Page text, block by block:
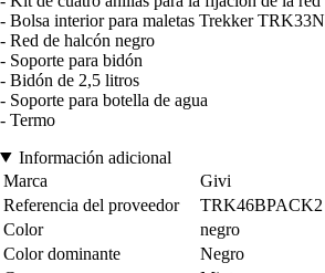
- Bolsa interior para maletas Trekker TRK33N
- Red de halcón negro
- Soporte para bidón
- Bidón de 2,5 litros
- Soporte para botella de agua
- Termo
Información adicional
Marca
Givi
Referencia del proveedor
TRK46BPACK2
Color
negro
Color dominante
Negro